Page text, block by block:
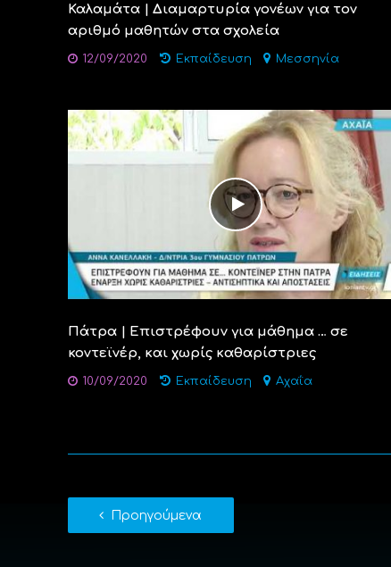
Καλαμάτα | Διαμαρτυρία γονέων για τον
αριθμό μαθητών στα σχολεία
12/09/2020 Εκπαίδευση Μεσσηνία
Πάτρα | Επιστρέφουν για μάθημα … σε
κοντεϊνέρ, και χωρίς καθαρίστριες
10/09/2020 Εκπαίδευση Αχαΐα
Προηγούμενα